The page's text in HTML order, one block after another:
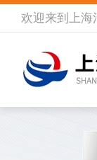
欢迎来到 上海